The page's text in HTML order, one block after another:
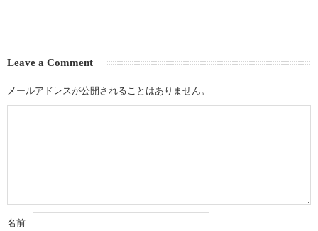
Leave a Comment
メールアドレスが公開されることはありません。
名前